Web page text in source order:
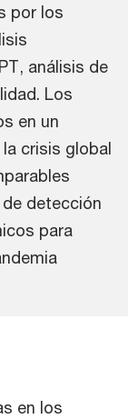
por los
análisis de
Los
en un
crisis global
detección
para
en los